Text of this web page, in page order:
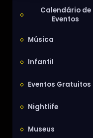
Calendário de
Eventos
Música
Infantil
Eventos Gratuitos
Nightlife
Museus